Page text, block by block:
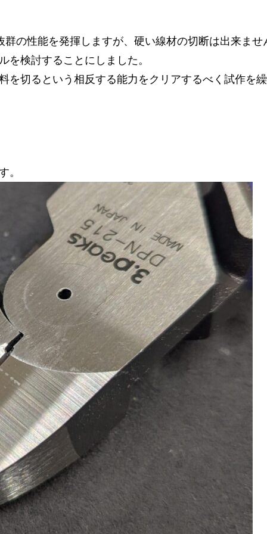
群の性能を発揮しますが、硬い線材の切断は出来ませ
を検討することにしました。
を切るという相反する能力をクリアするべく試作を
。